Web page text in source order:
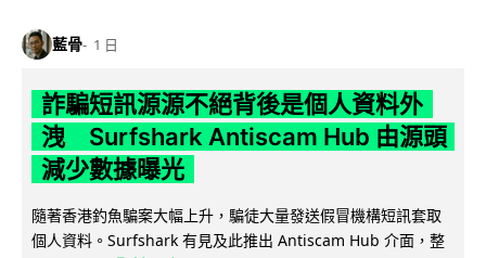
藍骨 1 日
詐騙短訊源源不絕背後是個人資料外
洩 Surfshark Antiscam Hub 由源頭
減少數據曝光
隨著香港釣魚騙案大幅上升，騙徒大量發送假冒機構短訊套取
個人資料。Surfshark 有見及此推出 Antiscam Hub 介面，整